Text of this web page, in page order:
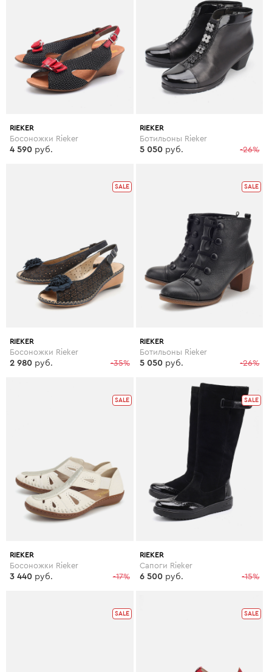
RIEKER
Босоножки Rieker
4 590 руб.
RIEKER
Ботильоны Rieker
-26%
5 050 руб.
SALE
RIEKER
Босоножки Rieker
-35%
2 980 руб.
SALE
RIEKER
Ботильоны Rieker
-26%
5 050 руб.
SALE
RIEKER
Босоножки Rieker
-17%
3 440 руб.
SALE
RIEKER
Сапоги Rieker
-15%
6 500 руб.
SALE SALE